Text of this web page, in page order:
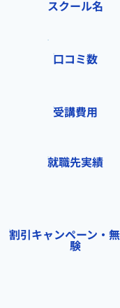
スクール名
口コミ数
受講費用
就職先実績
割引キャンペーン・
験